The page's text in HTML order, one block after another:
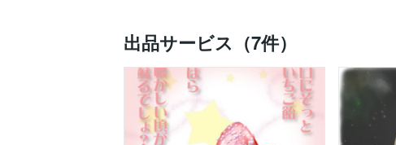
イラスト、動画、短編小説、エッセイ、朗読
その他情報／22年半ば〜：
●WEBライターの通信講座を無事、修了しま
※『暮らしにちょい足し』様に記事「時間管理
※ライティング時は「たっし〜」もしくは「
※イラスト系も上記のペンネームに統一しまし
出品サービス（7件）